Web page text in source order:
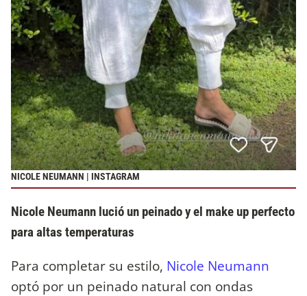
NICOLE NEUMANN | INSTAGRAM
Nicole Neumann lució un peinado y el make up perfecto
para altas temperaturas
Para completar su estilo, Nicole Neumann
optó por un peinado natural con ondas